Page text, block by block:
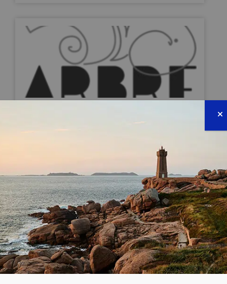
34 avenue de la Grande Ourse 97434
0692309600
estelle.crochelet@yahoo.fr
https://arb-reunion.fr/
VOIR LA PAGE